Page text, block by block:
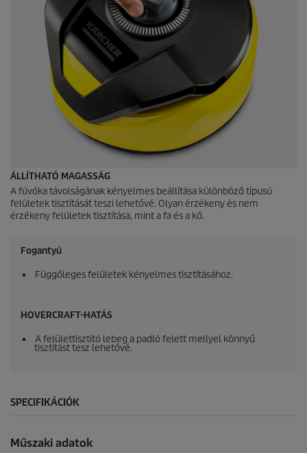
ÁLLÍTHATÓ MAGASSÁG
A fúvóka távolságának kényelmes beállítása különböző típusú
felületek tisztítását teszi lehetővé. Olyan érzékeny és nem
érzékeny felületek tisztítása, mint a fa és a kő.
Fogantyú
Függőleges felületek kényelmes tisztításához.
HOVERCRAFT-HATÁS
A felülettisztító lebeg a padló felett mellyel könnyű
tisztítást tesz lehetővé.
SPECIFIKÁCIÓK
Műszaki adatok